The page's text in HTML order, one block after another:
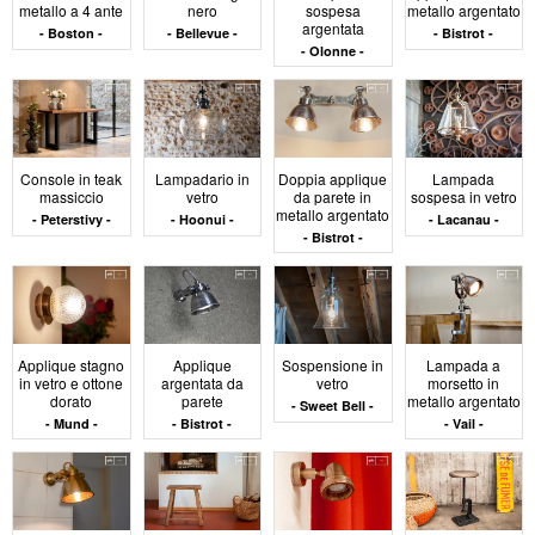
I materiali utilizzati nei mobili da cucina sono scelti per
la loro resistenza all'umidità, agli urti e all'uso
quotidiano. Sono comuni il legno massiccio oliato, il
laminato ad alta pressione, la ceramica, il metallo
verniciato a polvere o l'acciaio inox. Le superfici devono
essere piane, facili da pulire e prive di eccessive
asperità. Maniglie, cerniere, piedini o rotelle devono
essere integrati o discreti, in un'ottica di durata
funzionale. Anche la riconoscibilità visiva dei materiali è
essenziale: una variazione di tono tra il piano di lavoro
e i frontali permette di distinguere rapidamente le aree
di azione.
Disposizione
spaziale e
metallo a 4 ante
Boston
nero
Bellevue
sospesa
argentata
Olonne
metallo argentato
Bistrot
Console in teak
massiccio
Peterstivy
Lampadario in
vetro
Hoonui
Doppia applique
da parete in
metallo argentato
Bistrot
Lampada
sospesa in vetro
Lacanau
Applique stagno
in vetro e ottone
dorato
Mund
Applique
argentata da
parete
Bistrot
Sospensione in
vetro
Sweet Bell
Lampada a
morsetto in
metallo argentato
Vail